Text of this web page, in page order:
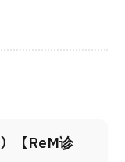
【ReM诊